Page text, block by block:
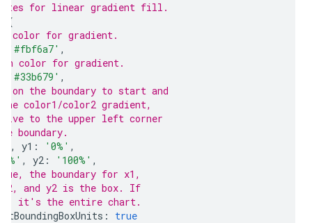
for linear gradient fill.
{
color for gradient.
'#fbf6a7' ,
color for gradient.
'#33b679' ,
on the boundary to start and
color1/color2 gradient,
to the upper left corner
boundary.
, y1 : '0%' ,
, y2 : '100%' ,
the boundary for x1,
and y2 is the box. If
it's the entire chart.
: true